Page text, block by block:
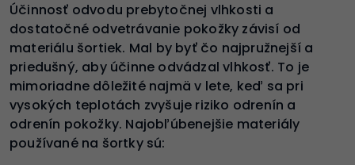
Účinnosť odvodu prebytočnej vlhkosti a
dostatočné odvetrávanie pokožky závisí od
materiálu šortiek. Mal by byť čo najpružnejší a
priedušný, aby účinne odvádzal vlhkosť. To je
mimoriadne dôležité najmä v lete, keď sa pri
vysokých teplotách zvyšuje riziko odrenín a
odrenín pokožky. Najobľúbenejšie materiály
používané na šortky sú: